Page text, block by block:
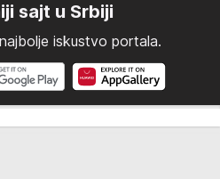
sajt u Srbiji
iskustvo portala.